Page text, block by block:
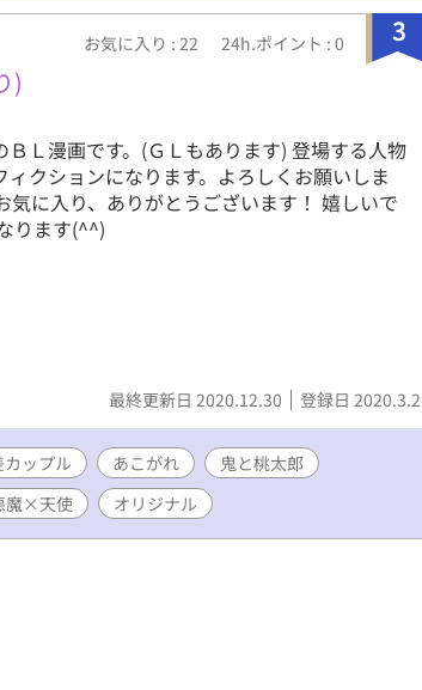
3
お気に入り : 22 24h.ポイント : 0
)
ＢＬ漫画です。(ＧＬもあります) 登場する人物
ィクションになります。よろしくお願いしま
気に入り、ありがとうございます！ 嬉しいで
ります(^^)
最終更新日 2020.12.30 登録日 2020.3.2
カップル あこがれ
鬼と桃太郎
魔×天使 オリジナル